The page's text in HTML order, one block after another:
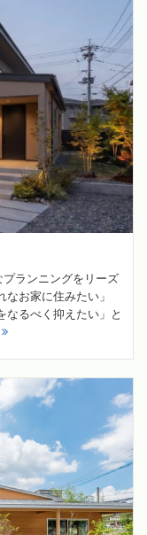
ランニングをリーズ
お家に住みたい」
なるべく抑えたい」と